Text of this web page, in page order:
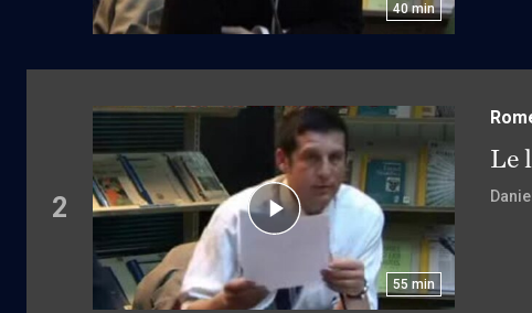
40 min
2
55 min
Le